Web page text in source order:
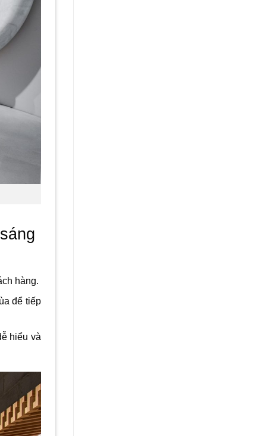
hàng.
để tiếp
hiểu và